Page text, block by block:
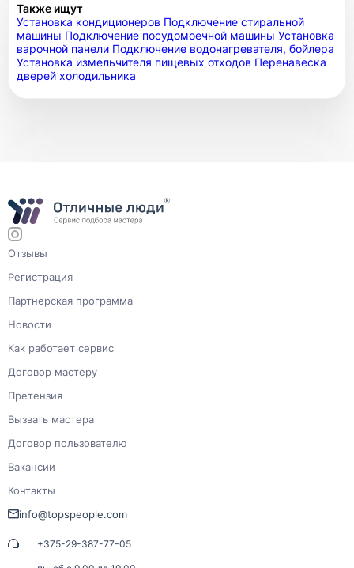
Также ищут
Установка кондиционеров Подключение стиральной
машины Подключение посудомоечной машины Установка
варочной панели Подключение водонагревателя, бойлера
Установка измельчителя пищевых отходов Перенавеска
дверей холодильника
Отзывы
Регистрация
Партнерская программа
Новости
Как работает сервис
Договор мастеру
Претензия
Вызвать мастера
Договор пользователю
Вакансии
Контакты
info@topspeople.com
+375-29-387-77-05